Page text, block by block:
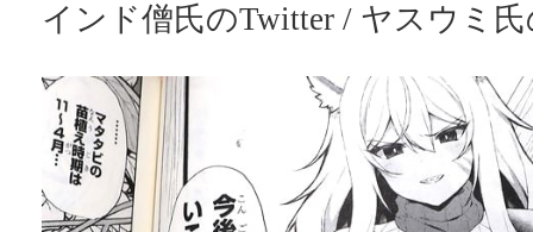
インド僧氏のTwitter / ヤスウミ